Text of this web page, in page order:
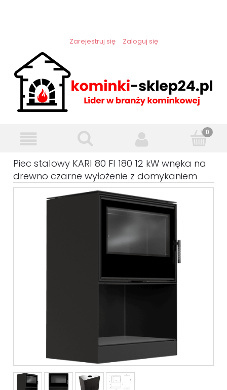
Zarejestruj się Zaloguj się
Piec stalowy KARI 80 FI 180 12 kW wnęka na
drewno czarne wyłożenie z domykaniem